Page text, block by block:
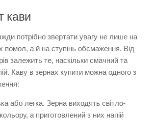
кави
потрібно звертати увагу не лише на
помол, а й на ступінь обсмаження. Від
залежить те, наскільки смачний та
Каву в зернах купити можна одного з
або легка. Зерна виходять світло-
а приготовлений з них напій